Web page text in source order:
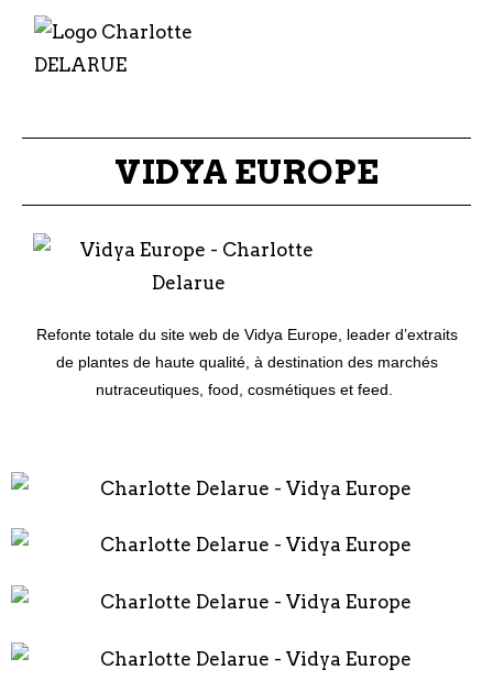
VIDYA EUROPE
Refonte totale du site web de Vidya Europe, leader d’extraits
de plantes de haute qualité, à destination des marchés
nutraceutiques, food, cosmétiques et feed.